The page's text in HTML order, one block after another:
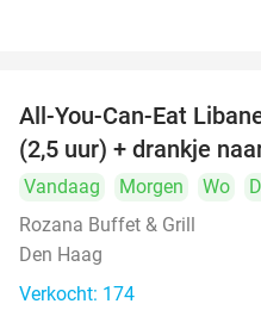
food
food
All-You-Can-Eat
(2,5 uur) + drankje
Vandaag Morgen Wo
Rozana Buffet & Grill
Den Haag
Verkocht: 174